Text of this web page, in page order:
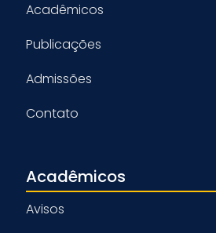
Acadêmicos
Publicações
Admissões
Contato
Acadêmicos
Avisos